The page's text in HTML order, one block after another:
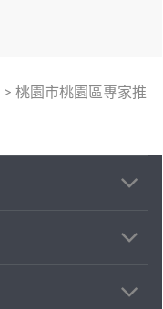
> 桃園市桃園區專家推